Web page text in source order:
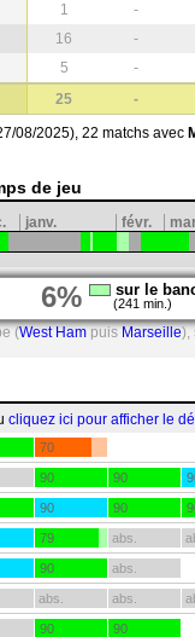
1 -
16 -
5 -
25 -
08/2025), 22 matchs avec
de jeu
janv. févr.
6% sur le
(241 min.)
(West Hampuis Marseille),
cliquez ici pour afficher le
70
90 90
90 90
79 abs.
90 abs.
abs. abs.
90 90